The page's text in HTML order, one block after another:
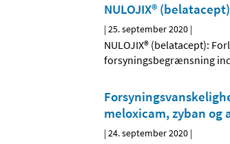
NULOJIX® (belatacept)
|25. september 2020 |
NULOJIX® (belatacept):
forsyningsbegrænsning
meloxicam, zyban og
|24. september 2020 |